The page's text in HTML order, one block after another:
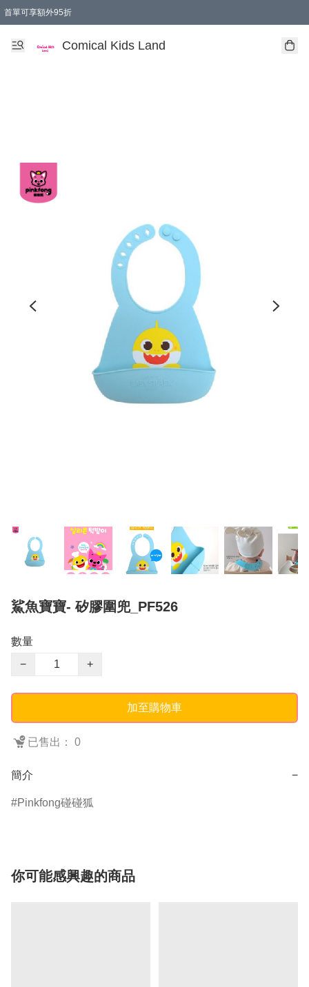
首單可享額外95折
Comical Kids Land
鯊魚寶寶- 矽膠圍兜_PF526
數量
−
+
加至購物車
已售出： 0
簡介 −
Pinkfong碰碰狐
你可能感興趣的商品